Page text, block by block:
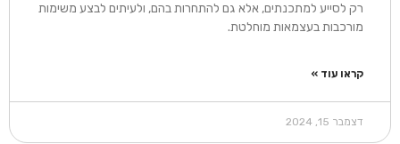
רק לסייע למתכנתים, אלא גם להתחרות בהם, ולעיתים לבצע משימות
מורכבות בעצמאות מוחלטת.
קראו עוד »
דצמבר 15, 2024